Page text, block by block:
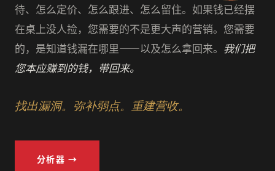
待、怎么定价、怎么跟进、怎么留住。如果钱已经摆
在桌上没人捡，您需要的不是更大声的营销。您需要
的，是知道钱漏在哪里——以及怎么拿回来。 我们把
您本应赚到的钱，带回来。
找出漏洞。弥补弱点。重建营收。
分析器 →